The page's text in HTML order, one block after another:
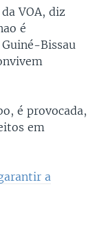
VOA, diz
é
Bissau
é provocada,
em
a